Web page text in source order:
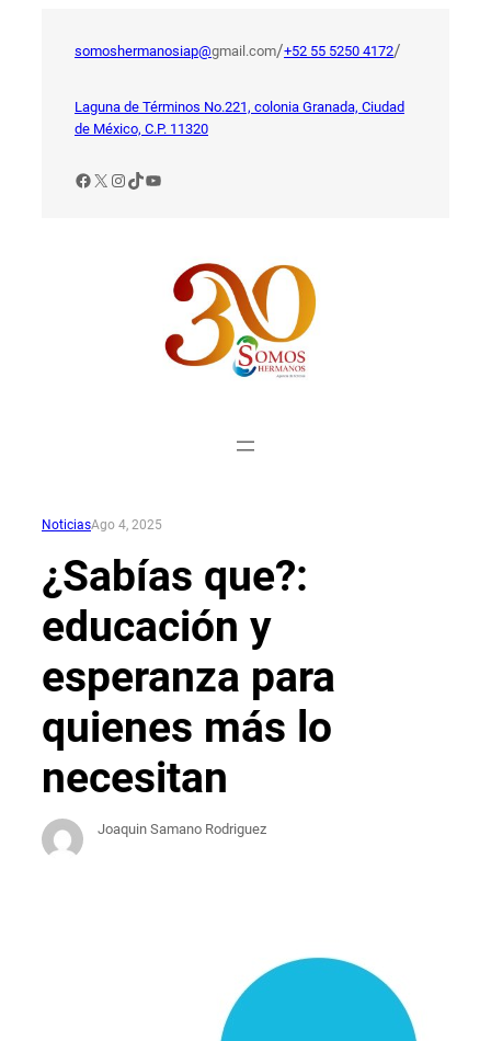
somoshermanosiap@gmail.com/+52 55 5250 4172/
Laguna de Términos No.221, colonia Granada, Ciudad
de México, C.P. 11320
Facebook
X Instagram
TikTok
YouTube
NoticiasAgo 4, 2025
¿Sabías que?:
educación y
esperanza para
quienes más lo
necesitan
Joaquin Samano Rodriguez